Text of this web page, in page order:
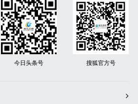
今日头条号 搜狐官方号